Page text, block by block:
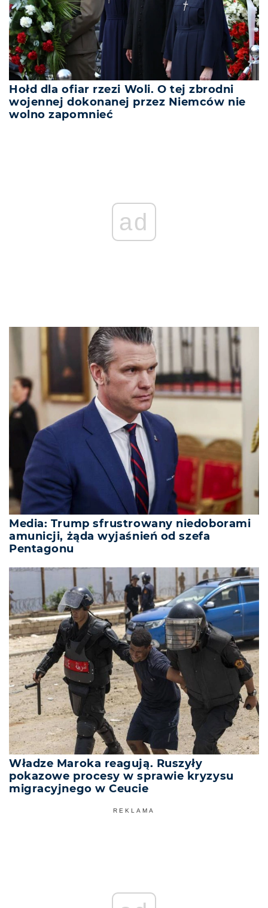
Hołd dla ofiar rzezi Woli. O tej zbrodni
wojennej dokonanej przez Niemców nie
wolno zapomnieć
ad
Media: Trump sfrustrowany niedoborami
amunicji, żąda wyjaśnień od szefa
Pentagonu
Władze Maroka reagują. Ruszyły
pokazowe procesy w sprawie kryzysu
migracyjnego w Ceucie
REKLAMA